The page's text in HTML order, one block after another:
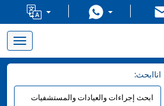
Toggle
navigation
:اناابحث